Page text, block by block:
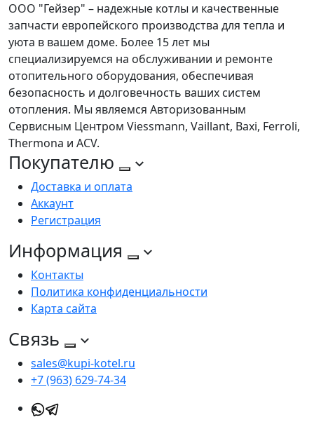
ООО "Гейзер" – надежные котлы и качественные
запчасти европейского производства для тепла и
уюта в вашем доме. Более 15 лет мы
специализируемся на обслуживании и ремонте
отопительного оборудования, обеспечивая
безопасность и долговечность ваших систем
отопления. Мы являемся Авторизованным
Сервисным Центром Viessmann, Vaillant, Baxi, Ferroli,
Thermona и ACV.
Покупателю
Доставка и оплата
Аккаунт
Регистрация
Информация
Контакты
Политика конфиденциальности
Карта сайта
Связь
sales@kupi-kotel.ru
+7 (963) 629-74-34